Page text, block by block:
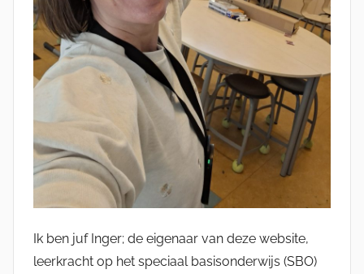
Ik ben juf Inger; de eigenaar van deze website,
leerkracht op het speciaal basisonderwijs (SBO)